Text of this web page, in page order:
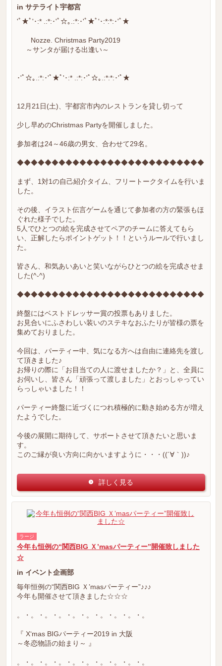
in サテライト宇都宮
'ﾟ★ﾟ'･:* .:*:･'ﾟ☆｡.:*:･'ﾟ★ﾟ'･:*:*:･'ﾟ★
Nozze. Christmas Party2019
～サンタが届ける出逢い～
･'ﾟ☆｡.:*:･'ﾟ★ﾟ'･:* .:*:･'ﾟ☆｡.:*:*:･'ﾟ★
12月21日(土)、宇都宮市内のレストランを貸し切って
少し早めのChristmas Partyを開催しました。
参加者は24～46歳の男女、合わせて29名。
◆◆◆◆◆◆◆◆◆◆◆◆◆◆◆◆◆◆◆◆◆◆◆◆◆◆◆
まず、1対1の自己紹介タイム、フリートークタイムを行いま
した。
その後、イラスト伝言ゲームを通じて参加者の方の緊張もほ
ぐれた様子でした。
5人でひとつの絵を完成させてペアのチームに答えてもら
い、正解したらポイントゲット！！というルールで行いまし
た。
皆さん、和気あいあいと笑いながらひとつの絵を完成させま
した(^-^)
◆◆◆◆◆◆◆◆◆◆◆◆◆◆◆◆◆◆◆◆◆◆◆◆◆◆◆
終盤にはベストドレッサー賞の投票もありました。
お見合いにふさわしい装いのステキなおふたりが皆様の票を
集めておりました。
今回は、パーティー中、気になる方へは自由に連絡先を渡し
て頂きました♪
お帰りの際に「お目当ての人に渡せましたか？」と、全員に
お伺いし、皆さん「頑張って渡しました」とおっしゃってい
らっしゃいました！！
パーティー終盤に近づくにつれ積極的に動き始める方が増え
たようでした。
今後の展開に期待して、サポートさせて頂きたいと思いま
す。
このご縁が良い方向に向かいますように・・・((´∀｀))♪
詳しく見る
ラージ
今年も恒例の“関西BIG Ｘ’masパーティー”開催致しました
☆
in イベント企画部
毎年恒例の“関西BIG Ｘ’masパーティー”♪♪♪
今年も開催させて頂きました☆☆☆
。・。・。・。・。・。・。・。・。・。
『 X‘mas BIGパーティー2019 in 大阪
～冬恋物語の始まり～ 』
。・。・。・。・。・。・。・。・。・。